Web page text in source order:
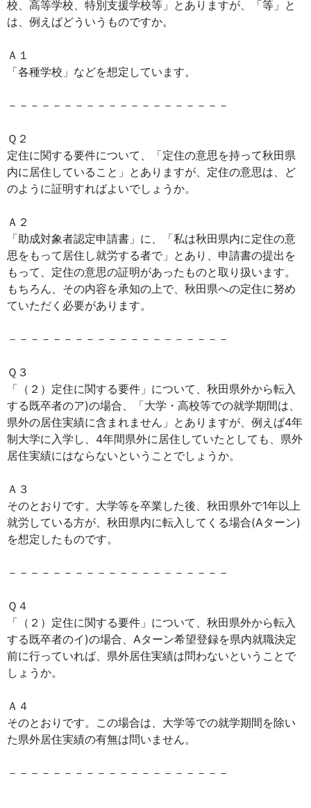
校、高等学校、特別支援学校等」とありますが、「等」と
は、例えばどういうものですか。
Ａ１
「各種学校」などを想定しています。
－－－－－－－－－－－－－－－－－－－－
Ｑ２
定住に関する要件について、「定住の意思を持って秋田県
内に居住していること」とありますが、定住の意思は、ど
のように証明すればよいでしょうか。
Ａ２
「助成対象者認定申請書」に、「私は秋田県内に定住の意
思をもって居住し就労する者で」とあり、申請書の提出を
もって、定住の意思の証明があったものと取り扱います。
もちろん、その内容を承知の上で、秋田県への定住に努め
ていただく必要があります。
－－－－－－－－－－－－－－－－－－－－
Ｑ３
「（２）定住に関する要件」について、秋田県外から転入
する既卒者のア)の場合、「大学・高校等での就学期間は、
県外の居住実績に含まれません」とありますが、例えば4年
制大学に入学し、4年間県外に居住していたとしても、県外
居住実績にはならないということでしょうか。
Ａ３
そのとおりです。大学等を卒業した後、秋田県外で1年以上
就労している方が、秋田県内に転入してくる場合(Aターン)
を想定したものです。
－－－－－－－－－－－－－－－－－－－－
Ｑ４
「（２）定住に関する要件」について、秋田県外から転入
する既卒者のイ)の場合、Aターン希望登録を県内就職決定
前に行っていれば、県外居住実績は問わないということで
しょうか。
Ａ４
そのとおりです。この場合は、大学等での就学期間を除い
た県外居住実績の有無は問いません。
－－－－－－－－－－－－－－－－－－－－